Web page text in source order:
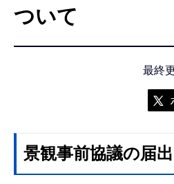
ついて
最終
景観事前協議の届出